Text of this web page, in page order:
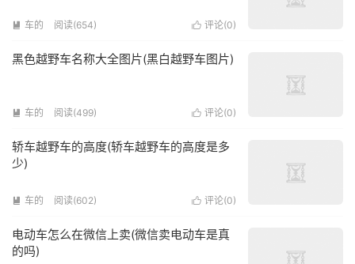
 车的 阅读(654)  评论(0)
黑色越野车名称大全图片(黑白越野车图片)
 车的 阅读(499)  评论(0)
轿车越野车的高度(轿车越野车的高度是多
少)
 车的 阅读(602)  评论(0)
电动车怎么在微信上卖(微信卖电动车是真
的吗)